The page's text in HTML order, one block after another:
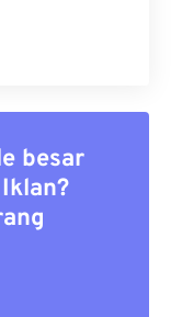
besar